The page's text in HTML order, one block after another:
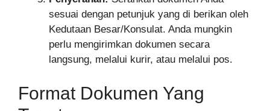
sesuai dengan petunjuk yang di berikan oleh
Kedutaan Besar/Konsulat. Anda mungkin
perlu mengirimkan dokumen secara
langsung, melalui kurir, atau melalui pos.
Format Dokumen Yang